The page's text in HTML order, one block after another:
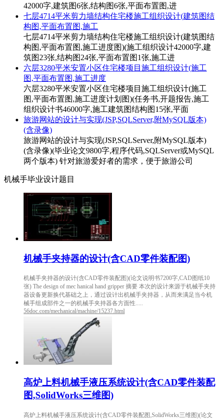
42000字,建筑图6张,结构图6张,平面布置图,进
七层4714平米剪力墙结构住宅楼施工组织设计(建筑图结
构图,平面布置图,施工
七层4714平米剪力墙结构住宅楼施工组织设计(建筑图结
构图,平面布置图,施工进度图)(施工组织设计42000字,建
筑图23张,结构图24张,平面布置图1张,施工进
六层3280平米安置小区住宅楼项目施工组织设计(施工
图,平面布置图,施工进度
六层3280平米安置小区住宅楼项目施工组织设计(施工
图,平面布置图,施工进度计划图)(任务书,开题报告,施工
组织设计书46000字,施工建筑图结构图15张,平面
旅游网站的设计与实现(JSP,SQLServer,附MySQL版本)
(含录像)
旅游网站的设计与实现(JSP,SQLServer,附MySQL版本)
(含录像)(毕业论文9800字,程序代码,SQLServer或MySQL
两个版本) 针对旅游爱好者的需求，便于旅游公司
机械手毕业设计题目
机械手夹持器的设计(含CAD零件装配图)
机械手夹持器的设计(含CAD零件装配图)(论文说明书7200字,CAD图纸10
张) The design of mec hanical hand gripper 摘要 本次的设计来源于机械手夹持
器设备更新换代基础之上，通过设计出机械手夹持器，从而来满足当今机
械手组成部件之一的机械手夹持器各方面性.....
56doc.com/mechanical/machine/15237.html
高炉上料机械手液压系统设计(含CAD零件装配
图,SolidWorks三维图)
高炉上料机械手液压系统设计(含CAD零件装配图,SolidWorks三维图)(论文